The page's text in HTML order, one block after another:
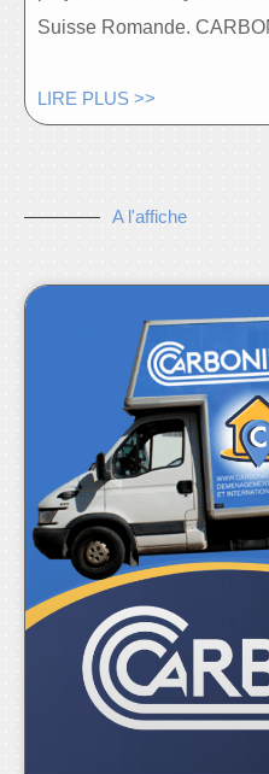
Suisse Romande.
LIRE PLUS >>
A l'affiche